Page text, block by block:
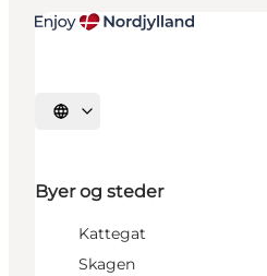
Vælg sprog
Byer og steder
Kattegat
Skagen